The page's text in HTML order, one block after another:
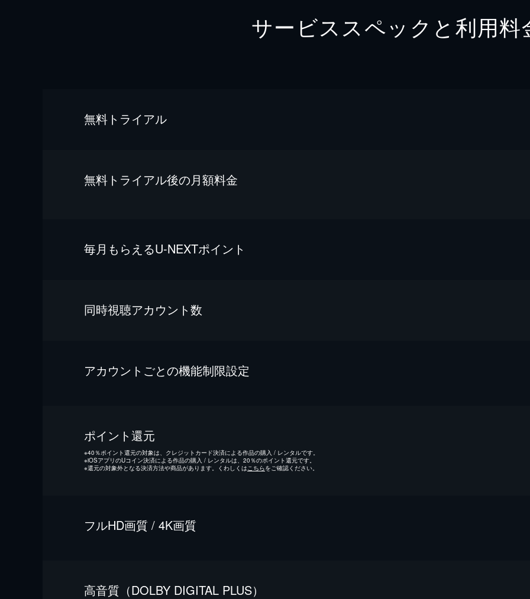
サービススペックと利用料
無料トライアル
無料トライアル後の⽉額料金
毎⽉もらえるU-NEXTポイント
同時視聴アカウント数
アカウントごとの機能制限設定
ポイント還元
※40％ポイント還元の対象は、クレジットカード決済による作品の購入 / レンタルです。
※iOSアプリのUコイン決済による作品の購入 / レンタルは、20％のポイント還元です。
※還元の対象外となる決済方法や商品があります。くわしくは こちらをご確認ください。
フルHD画質 / 4K画質
⾼⾳質（DOLBY DIGITAL PLUS）